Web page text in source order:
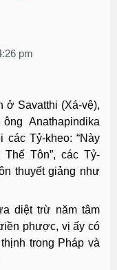
pm
ở Savatthi (Xá-vệ),
Anathapindika
Tỷ-kheo: “Này
Thế Tôn”, các Tỷ-
thuyết giảng như
diệt trừ năm tâm
phược, vị ấy có
trong Pháp và